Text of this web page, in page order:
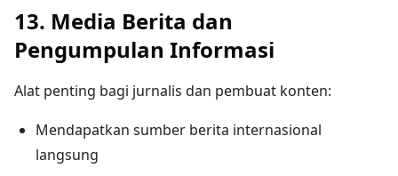
13. Media Berita dan
Pengumpulan Informasi
Alat penting bagi jurnalis dan pembuat konten:
Mendapatkan sumber berita internasional
langsung